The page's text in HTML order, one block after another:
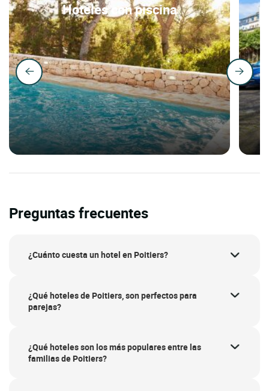
Hoteles con piscina
Preguntas frecuentes
¿Cuánto cuesta un hotel en Poitiers?
¿Qué hoteles de Poitiers, son perfectos para
parejas?
¿Qué hoteles son los más populares entre las
familias de Poitiers?